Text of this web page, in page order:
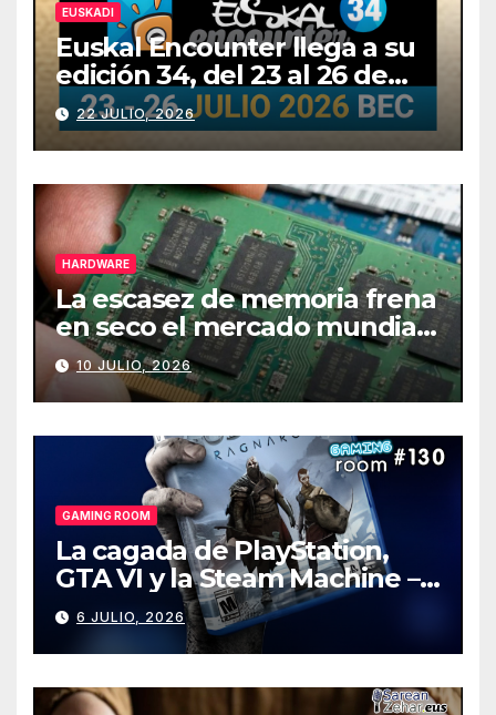
EUSKADI
Euskal Encounter llega a su
edición 34, del 23 al 26 de
julio
22 JULIO, 2026
HARDWARE
La escasez de memoria frena
en seco el mercado mundial
de PCs
10 JULIO, 2026
GAMING ROOM
La cagada de PlayStation,
GTA VI y la Steam Machine –
Gaming Room #130
6 JULIO, 2026